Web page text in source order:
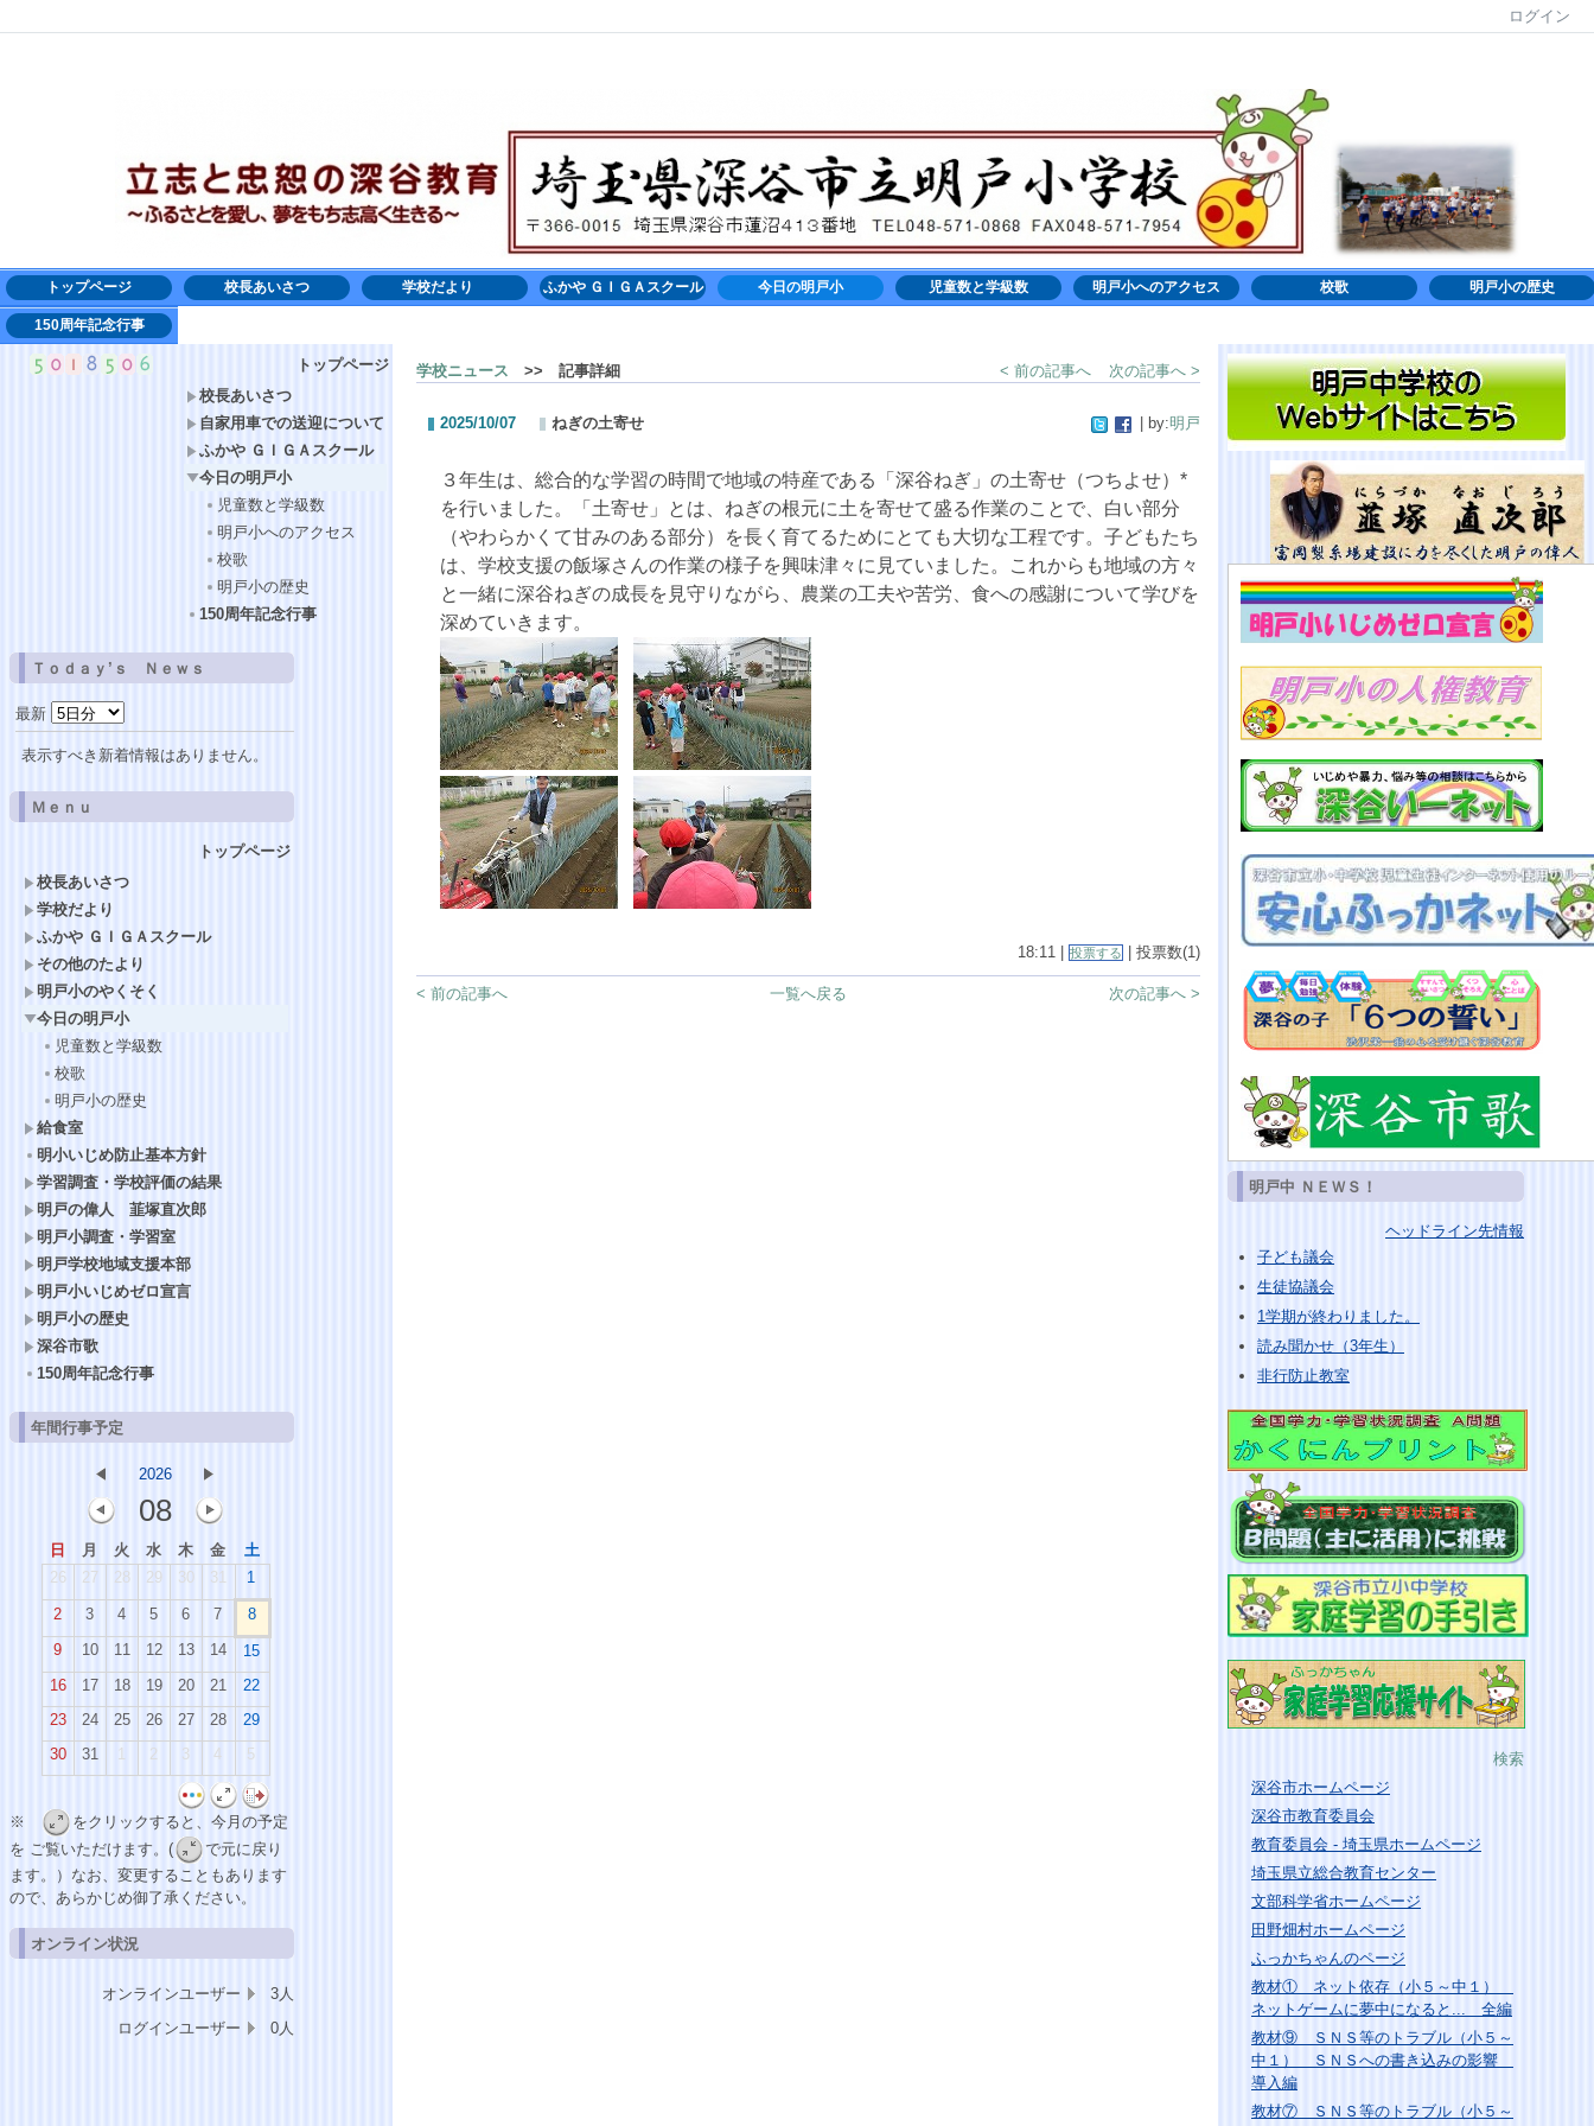
ログイン
トップページ 校長あいさつ 学校だより ふかや ＧＩＧＡスクール 今日の明戸小 児童数と学級数 明戸小へのアクセス 校歌 明戸小の歴史
150周年記念行事
トップページ
校長あいさつ
自家用車での送迎について
ふかや ＧＩＧＡスクール
今日の明戸小
児童数と学級数
明戸小へのアクセス
校歌
明戸小の歴史
150周年記念行事
Ｔｏｄａｙ’ｓ Ｎｅｗｓ
最新
表示すべき新着情報はありません。
Ｍｅｎｕ
トップページ
校長あいさつ
学校だより
ふかや ＧＩＧＡスクール
その他のたより
明戸小のやくそく
今日の明戸小
児童数と学級数
校歌
明戸小の歴史
給食室
明小いじめ防止基本方針
学習調査・学校評価の結果
明戸の偉人 韮塚直次郎
明戸小調査・学習室
明戸学校地域支援本部
明戸小いじめゼロ宣言
明戸小の歴史
深谷市歌
150周年記念行事
年間行事予定
2026
08
日 月 火 水 木 金
土
26
27 28 29 30 31 1
2 3 4 5 6 7
8
9
10 11 12 13 14
15
16
17 18 19 20 21
22
23
24 25 26 27 28
29
30
31 1 2 3 4 5
※
をクリックすると、今月の予定
を ご覧いただけます。(
で元に戻り
ます。）なお、変更することもあります
ので、あらかじめ御了承ください。
オンライン状況
オンラインユーザー
3人
ログインユーザー
0人
学校ニュース >> 記事詳細 < 前の記事へ 次の記事へ >
2025/10/07 ねぎの土寄せ | by:明戸
３年生は、総合的な学習の時間で地域の特産である「深谷ねぎ」の土寄せ（つちよせ）*
を行いました。「土寄せ」とは、ねぎの根元に土を寄せて盛る作業のことで、白い部分
（やわらかくて甘みのある部分）を長く育てるためにとても大切な工程です。子どもたち
は、学校支援の飯塚さんの作業の様子を興味津々に見ていました。これからも地域の方々
と一緒に深谷ねぎの成長を見守りながら、農業の工夫や苦労、食への感謝について学びを
深めていきます。
18:11 | 投票する | 投票数(1)
< 前の記事へ 次の記事へ >
一覧へ戻る
明戸中 ＮＥＷＳ！
ヘッドライン先情報
子ども議会
生徒協議会
1学期が終わりました。
読み聞かせ（3年生）
非行防止教室
検索
深谷市ホームページ
深谷市教育委員会
教育委員会 - 埼玉県ホームページ
埼玉県立総合教育センター
文部科学省ホームページ
田野畑村ホームページ
ふっかちゃんのページ
教材① ネット依存（小５～中１）
ネットゲームに夢中になると... 全編
教材⑨ ＳＮＳ等のトラブル（小５～
中１） ＳＮＳへの書き込みの影響
導入編
教材⑦ ＳＮＳ等のトラブル（小５～